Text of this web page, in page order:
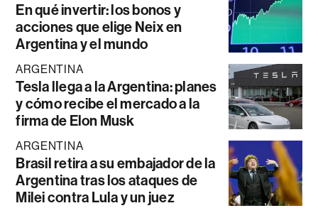
En qué invertir: los bonos y
acciones que elige Neix en
Argentina y el mundo
ARGENTINA
Tesla llega a la Argentina: planes
y cómo recibe el mercado a la
firma de Elon Musk
ARGENTINA
Brasil retira a su embajador de la
Argentina tras los ataques de
Milei contra Lula y un juez